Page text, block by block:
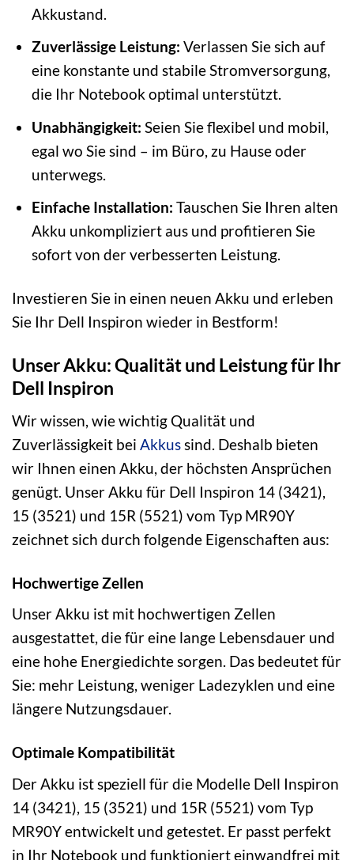
Akkustand.
Zuverlässige Leistung: Verlassen Sie sich auf
eine konstante und stabile Stromversorgung,
die Ihr Notebook optimal unterstützt.
Unabhängigkeit: Seien Sie flexibel und mobil,
egal wo Sie sind – im Büro, zu Hause oder
unterwegs.
Einfache Installation: Tauschen Sie Ihren alten
Akku unkompliziert aus und profitieren Sie
sofort von der verbesserten Leistung.
Investieren Sie in einen neuen Akku und erleben
Sie Ihr Dell Inspiron wieder in Bestform!
Unser Akku: Qualität und Leistung für Ihr
Dell Inspiron
Wir wissen, wie wichtig Qualität und
Zuverlässigkeit bei Akkussind. Deshalb bieten
wir Ihnen einen Akku, der höchsten Ansprüchen
genügt. Unser Akku für Dell Inspiron 14 (3421),
15 (3521) und 15R (5521) vom Typ MR90Y
zeichnet sich durch folgende Eigenschaften aus:
Hochwertige Zellen
Unser Akku ist mit hochwertigen Zellen
ausgestattet, die für eine lange Lebensdauer und
eine hohe Energiedichte sorgen. Das bedeutet für
Sie: mehr Leistung, weniger Ladezyklen und eine
längere Nutzungsdauer.
Optimale Kompatibilität
Der Akku ist speziell für die Modelle Dell Inspiron
14 (3421), 15 (3521) und 15R (5521) vom Typ
MR90Y entwickelt und getestet. Er passt perfekt
in Ihr Notebook und funktioniert einwandfrei mit